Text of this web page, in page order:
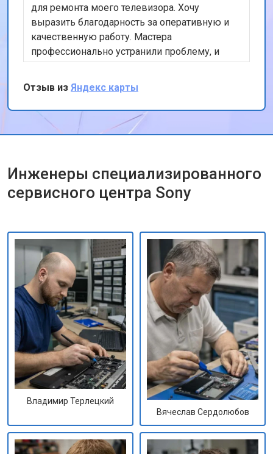
для ремонта моего телевизора. Хочу
выразить благодарность за оперативную и
качественную работу. Мастера
профессионально устранили проблему, и
теперь мой телевизор работает безупречно.
Особенно порадовало, что ремонт был
выполнен в тот же день. Спасибо за вашу
работу!
Отзыв из Яндекс карты
Инженеры специализированного
сервисного центра Sony
Владимир Терлецкий
Вячеслав Сердолюбов